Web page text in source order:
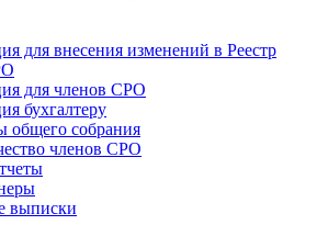
для внесения изменений в Реестр
для членов СРО
бухгалтеру
общего собрания
членов СРО
выписки